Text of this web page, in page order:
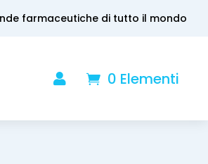
farmaceutiche di tutto il mondo
 0 Elementi